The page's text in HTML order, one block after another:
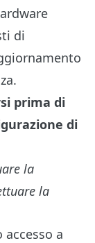
di
prima di
di
la
la
a